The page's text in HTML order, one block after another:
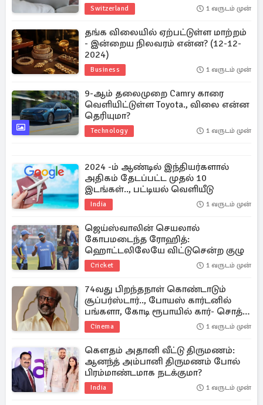
Switzerland 1 வருடம் முன்
தங்க விலையில் ஏற்பட்டுள்ள மாற்றம்
- இன்றைய நிலவரம் என்ன? (12-12-
2024)
Business 1 வருடம் முன்
9-ஆம் தலைமுறை Camry காரை
வெளியிட்டுள்ள Toyota., விலை என்ன
தெரியுமா?
Technology 1 வருடம் முன்
2024 -ம் ஆண்டில் இந்தியர்களால்
அதிகம் தேடப்பட்ட முதல் 10
இடங்கள்.., பட்டியல் வெளியீடு
India 1 வருடம் முன்
ஜெய்ஸ்வாலின் செயலால்
கோபமடைந்த ரோஹித்:
ஹொட்டலிலேயே விட்டுசென்ற குழு
Cricket 1 வருடம் முன்
74வது பிறந்தநாள் கொண்டாடும்
சூப்பர்ஸ்டார்.., போயஸ் கார்டனில்
பங்களா, கோடி ரூபாயில் கார்- சொத்து
மதிப்பு?
Cinema 1 வருடம் முன்
கௌதம் அதானி வீட்டு திருமணம்:
ஆனந்த் அம்பானி திருமணம் போல்
பிரம்மாண்டமாக நடக்குமா?
India 1 வருடம் முன்